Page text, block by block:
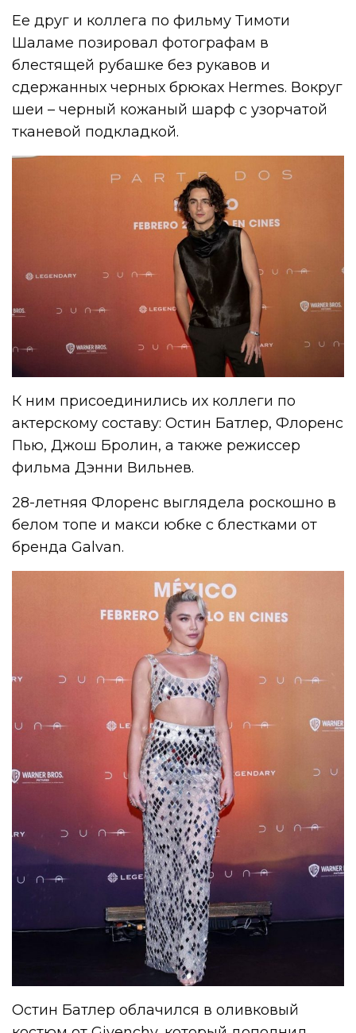
Ее друг и коллега по фильму Тимоти
Шаламе позировал фотографам в
блестящей рубашке без рукавов и
сдержанных черных брюках Hermes. Вокруг
шеи – черный кожаный шарф с узорчатой
тканевой подкладкой.
К ним присоединились их коллеги по
актерскому составу: Остин Батлер, Флоренс
Пью, Джош Бролин, а также режиссер
фильма Дэнни Вильнев.
28-летняя Флоренс выглядела роскошно в
белом топе и макси юбке с блестками от
бренда Galvan.
Остин Батлер облачился в оливковый